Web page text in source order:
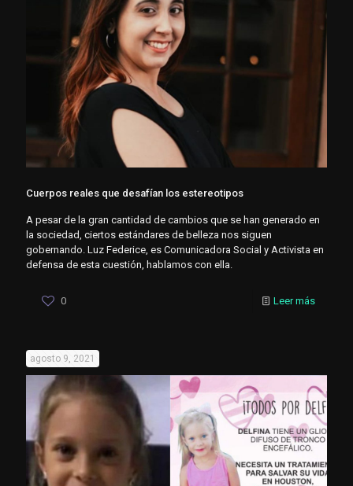
Cuerpos reales que desafían los estereotipos
A pesar de la gran cantidad de cambios que se han generado en
la sociedad, ciertos estándares de belleza nos siguen
gobernando. Luz Federice, es Comunicadora Social y Activista en
defensa de esta cuestión, hablamos con ella.
0 Leer más
agosto 9, 2021